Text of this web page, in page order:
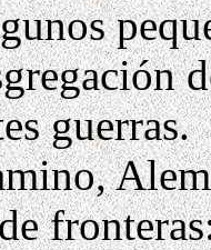
guerras.